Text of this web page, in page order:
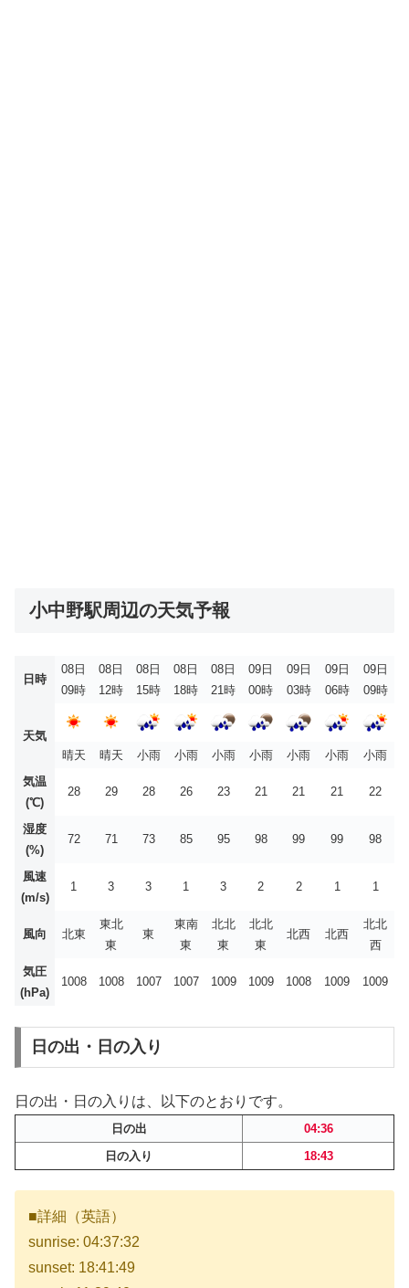
小中野駅周辺の天気予報
日時
08日
09時
08日
12時
08日
15時
08日
18時
08日
21時
09日
00時
09日
03時
09日
06時
09日
09時
天気
晴天
晴天 小雨 小雨 小雨 小雨 小雨 小雨
小雨
気温
(℃)
28 29 28 26 23 21 21 21 22
湿度
(%)
72 71 73 85 95 98 99 99 98
風速
(m/s)
1 3 3 1 3 2 2 1 1
風向 北東
東北
東
東
東南
東
北北
東
北北
東
北西 北西
北北
西
気圧
(hPa)
1008 1008 1007 1007 1009 1009 1008 1009 1009
日の出・日の入り
日の出・日の入りは、以下のとおりです。
日の出
04:36
日の入り
18:43
■詳細（英語）
sunrise: 04:37:32
sunset: 18:41:49